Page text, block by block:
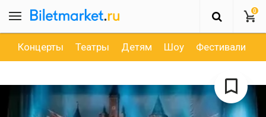
0
Концерты Театры Детям Шоу Фестивали